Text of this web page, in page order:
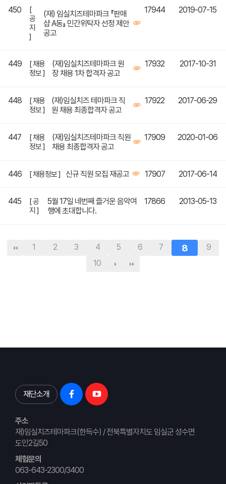
450
[
공
지
]
(재) 임실치즈테마파크 『판매
샵 A동』 민간위탁자 선정 제안
공고
17944 2019-07-15
449
[ 채용
정보 ]
(재)임실치즈테마파크 원
장 채용 1차 합격자 공고
17932 2017-10-31
448
[ 채용
정보 ]
(재)임실치즈 테마파크 직
원 채용 최종합격자 공고
17922 2017-06-29
447
[ 채용
정보 ]
(재)임실치즈테마파크 직원
채용 최종합격자 공고
17909 2020-01-06
446 [ 채용정보 ] 신규 직원 모집 재공고 17907 2017-06-14
445
[ 공
지 ]
5월 17일 네번째 즐거운 음악여
행에 초대합니다.
17866 2013-05-13
1 2 3 4 5 6 7 8
9
10
재단소개
주소
재)임실치즈테마파크(한득수) / 전북특별자치도 임실군 성수면
도인2길50
체험문의
063-643-2300/3400